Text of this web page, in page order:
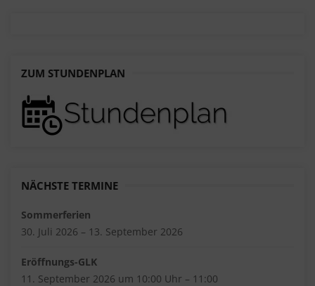
ZUM STUNDENPLAN
NÄCHSTE TERMINE
Sommerferien
30. Juli 2026 – 13. September 2026
Eröffnungs-GLK
11. September 2026 um 10:00 Uhr – 11:00